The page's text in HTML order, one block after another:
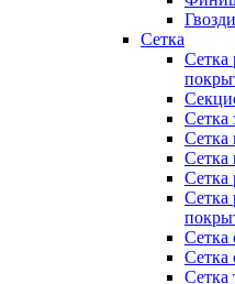
Сетка
Сетка
Сетка
Сетка
Сетка
Сетка
Сетка
Сетка
Сетка
Сетка